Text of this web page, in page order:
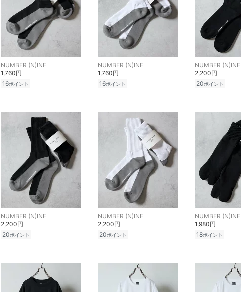
NUMBER (N)INE
1,760円
16ポイント
NUMBER (N)INE
1,760円
16ポイント
NUMBER (N)INE
2,200円
20ポイント
NUMBER (N)INE
2,200円
20ポイント
NUMBER (N)INE
2,200円
20ポイント
NUMBER (N)INE
1,980円
18ポイント